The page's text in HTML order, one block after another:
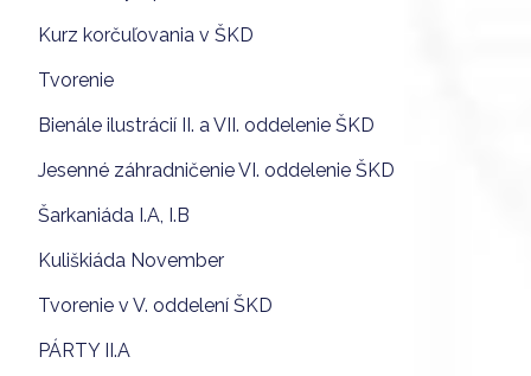
Kurz korčuľovania v ŠKD
Tvorenie
Bienále ilustrácií II. a VII. oddelenie ŠKD
Jesenné záhradničenie VI. oddelenie ŠKD
Šarkaniáda I.A, I.B
Kuliškiáda November
Tvorenie v V. oddelení ŠKD
PÁRTY II.A